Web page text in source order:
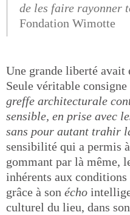
de les faire rayonner
Fondation Wimotte
Une grande liberté avait
Seule véritable consigne
greffe architecturale
sensible, en prise avec
sans pour autant trahir
sensibilité qui a permis
gommant par là même,
inhérents aux
grâce à son écho
culturel du lieu, dans